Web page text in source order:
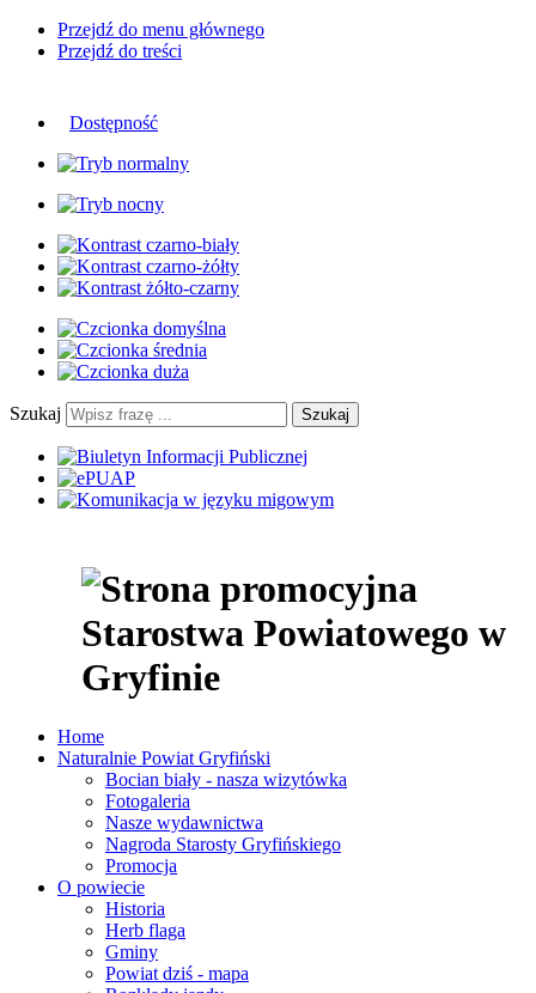
Przejdź do menu głównego
Przejdź do treści
Dostępność
Szukaj Szukaj
Home
Naturalnie Powiat Gryfiński
Bocian biały - nasza wizytówka
Fotogaleria
Nasze wydawnictwa
Nagroda Starosty Gryfińskiego
Promocja
O powiecie
Historia
Herb flaga
Gminy
Powiat dziś - mapa